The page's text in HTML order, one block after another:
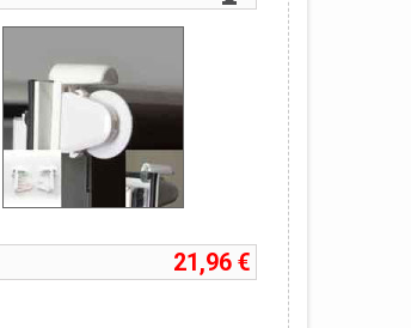
21,96 €